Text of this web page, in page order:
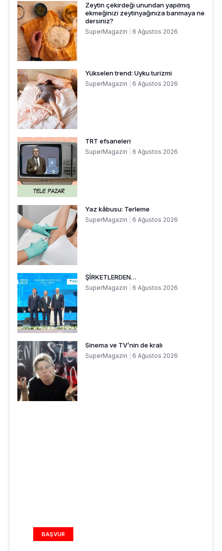
Zeytin çekirdeği unundan yapılmış
ekmeğinizi zeytinyağınıza banmaya ne
dersiniz?
SuperMagazin 6 Ağustos 2026
Yükselen trend: Uyku turizmi
SuperMagazin 6 Ağustos 2026
TRT efsaneleri
SuperMagazin 6 Ağustos 2026
Yaz kâbusu: Terleme
SuperMagazin 6 Ağustos 2026
ŞİRKETLERDEN…
SuperMagazin 6 Ağustos 2026
Sinema ve TV’nin de kralı
SuperMagazin 6 Ağustos 2026
BAŞVUR